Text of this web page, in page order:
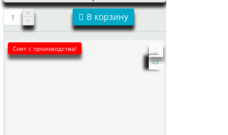
В корзину
Снят с производства!